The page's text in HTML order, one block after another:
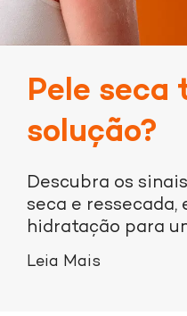
Pele seca
solução?
Descubra os
seca e ressecada,
hidratação para
Leia Mais